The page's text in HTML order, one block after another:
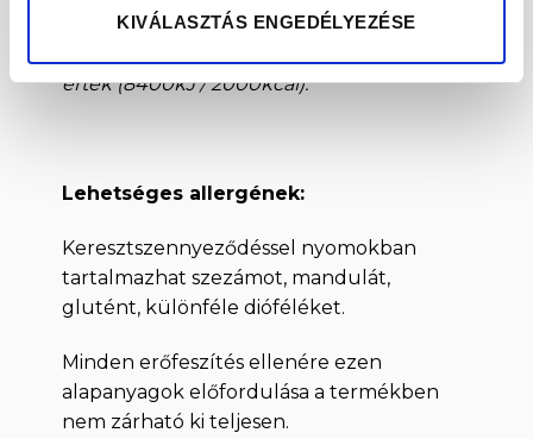
KIVÁLASZTÁS ENGEDÉLYEZÉSE
érték (8400kJ / 2000kcal).
Lehetséges allergének:
Keresztszennyeződéssel nyomokban
tartalmazhat szezámot, mandulát,
glutént, különféle dióféléket.
Minden erőfeszítés ellenére ezen
alapanyagok előfordulása a termékben
nem zárható ki teljesen.